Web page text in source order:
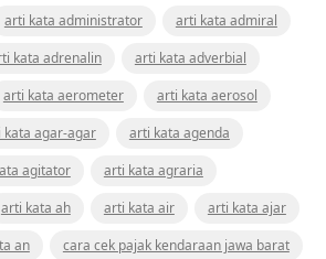
arti kata administrator
arti kata admiral
kata adrenalin
arti kata adverbial
arti kata aerometer
arti kata aerosol
kata agar-agar
arti kata agenda
agitator
arti kata agraria
arti kata ah arti kata air
arti kata ajar
an
cara cek pajak kendaraan jawa barat